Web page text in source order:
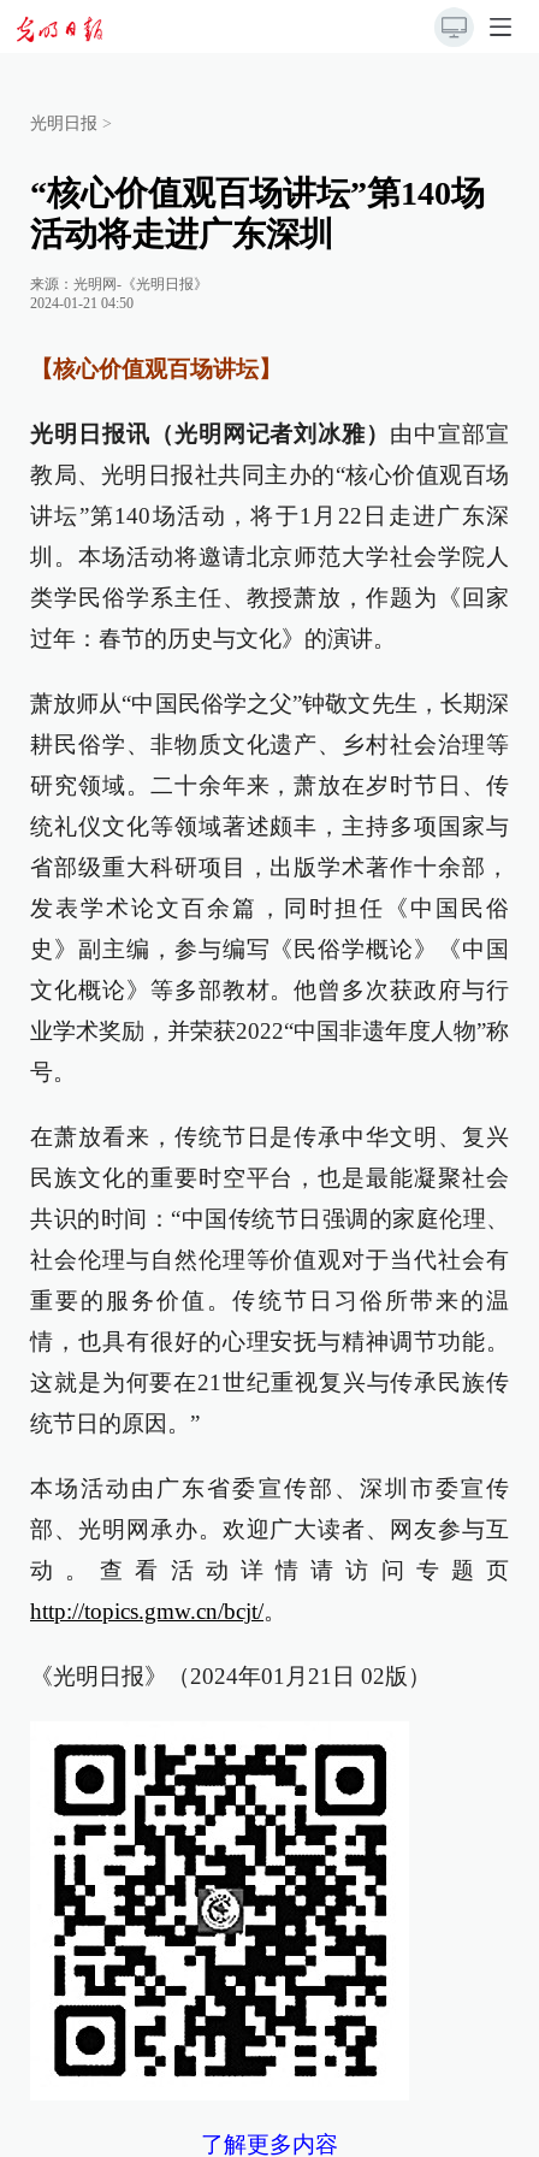
光明日报 >
“核心价值观百场讲坛”第140场
活动将走进广东深圳
来源： 光明网-《光明日报》
2024-01-21 04:50
【核心价值观百场讲坛】
光明日报讯（光明网记者刘冰雅） 由中宣部宣
教局、光明日报社共同主办的“核心价值观百场
讲坛”第140场活动，将于1月22日走进广东深
圳。本场活动将邀请北京师范大学社会学院人
类学民俗学系主任、教授萧放，作题为《回家
过年：春节的历史与文化》的演讲。
萧放师从“中国民俗学之父”钟敬文先生，长期深
耕民俗学、非物质文化遗产、乡村社会治理等
研究领域。二十余年来，萧放在岁时节日、传
统礼仪文化等领域著述颇丰，主持多项国家与
省部级重大科研项目，出版学术著作十余部，
发表学术论文百余篇，同时担任《中国民俗
史》副主编，参与编写《民俗学概论》《中国
文化概论》等多部教材。他曾多次获政府与行
业学术奖励，并荣获2022“中国非遗年度人物”称
号。
在萧放看来，传统节日是传承中华文明、复兴
民族文化的重要时空平台，也是最能凝聚社会
共识的时间：“中国传统节日强调的家庭伦理、
社会伦理与自然伦理等价值观对于当代社会有
重要的服务价值。传统节日习俗所带来的温
情，也具有很好的心理安抚与精神调节功能。
这就是为何要在21世纪重视复兴与传承民族传
统节日的原因。”
本场活动由广东省委宣传部、深圳市委宣传
部、光明网承办。欢迎广大读者、网友参与互
动。查看活动详情请访问专题页
http://topics.gmw.cn/bcjt/。
《光明日报》（2024年01月21日 02版）
了解更多内容